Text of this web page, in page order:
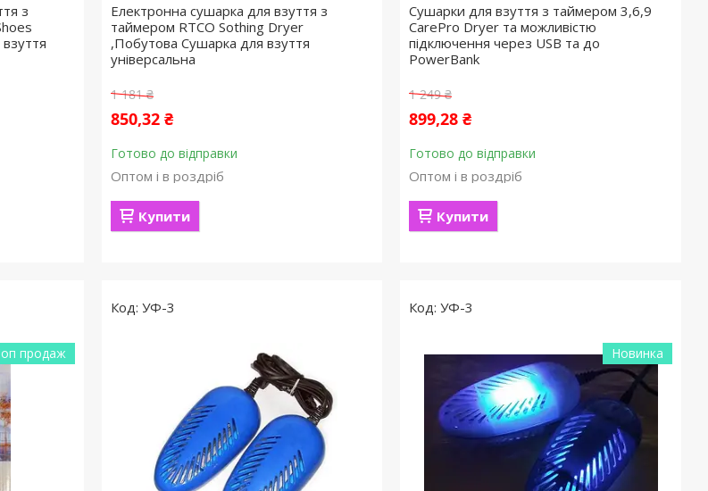
з
Електронна сушарка для взуття з
таймером RTCO Sothing Dryer
,Побутова Сушарка для взуття
універсальна
1 181 ₴
850,32 ₴
Готово до відправки
Оптом і в роздріб
Купити
Сушарки для взуття з таймером 3,6,9
CarePro Dryer та можливістю
підключення через USB та до
PowerBank
1 249 ₴
899,28 ₴
Готово до відправки
Оптом і в роздріб
Купити
продаж
УФ-3 УФ-3
Новинка